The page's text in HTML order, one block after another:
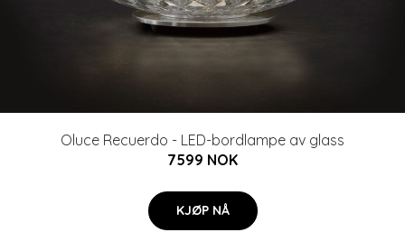
Oluce Recuerdo - LED-bordlampe av glass
7599 NOK
KJØP NÅ